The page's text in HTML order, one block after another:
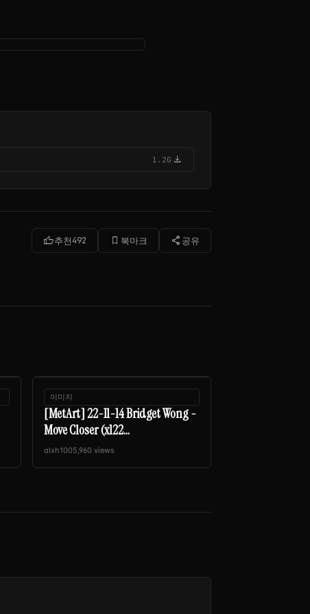
1.2G download
thumb_up추천492 bookmark_border 북마크 share 공유
이미지
[MetArt] 22-11-14 Bridget Wong -
Move Closer (x122...
alxh1005,960 views